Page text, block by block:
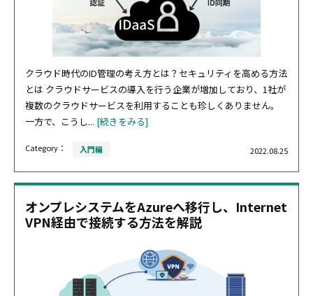
クラウド時代のID管理の考え方とは？セキュリティを高める方法
とは クラウドサービスの導入を行う企業が増加しており、1社が
複数のクラウドサービスを利用することも珍しくありません。
一方で、こうし... [続きをみる]
Category： 入門編 2022.08.25
オンプレシステムをAzureへ移行し、Internet
VPN経由で接続する方法を解説